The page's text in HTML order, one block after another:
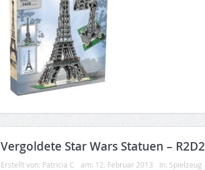
Vergoldete Star Wars Statuen –
Erstellt von: Patricia C am: 12. Februar 2013 In: Spielzeug